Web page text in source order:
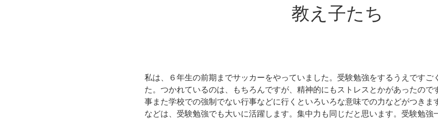
教え子たち
私は、６年生の前期までサッカーをやっていました。受験勉強をするうえですご
た。つかれているのは、もちろんですが、精神的にもストレスとかがあったので
事また学校での強制でない行事などに行くといろいろな意味での力などがつきま
などは、受験勉強でも大いに活躍します。集中力も同じだと思います。受験勉強